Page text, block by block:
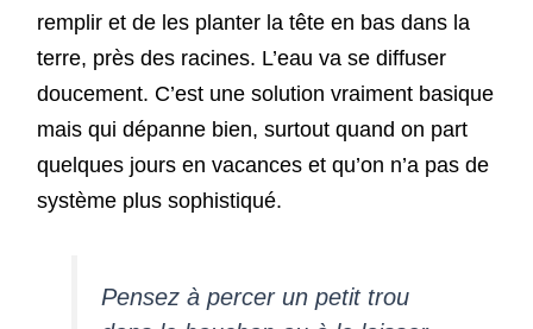
remplir et de les planter la tête en bas dans la
terre, près des racines. L’eau va se diffuser
doucement. C’est une solution vraiment basique
mais qui dépanne bien, surtout quand on part
quelques jours en vacances et qu’on n’a pas de
système plus sophistiqué.
Pensez à percer un petit trou